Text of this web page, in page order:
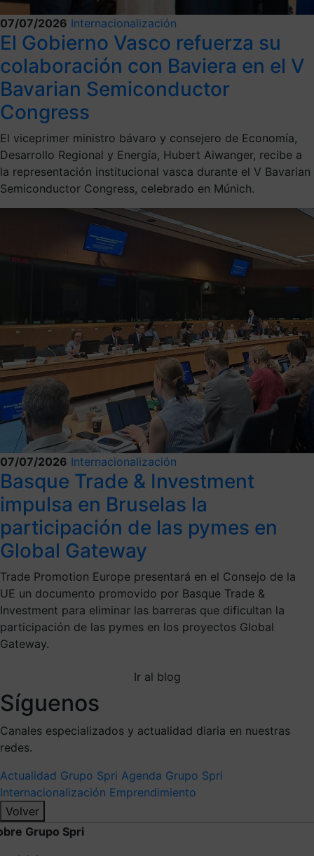
07/07/2026 Internacionalización
El Gobierno Vasco refuerza su
colaboración con Baviera en el V
Bavarian Semiconductor
Congress
El viceprimer ministro bávaro y consejero de Economía,
Desarrollo Regional y Energía, Hubert Aiwanger, recibe a
la representación institucional vasca durante el V Bavarian
Semiconductor Congress, celebrado en Múnich.
07/07/2026 Internacionalización
Basque Trade & Investment
impulsa en Bruselas la
participación de las pymes en
Global Gateway
Trade Promotion Europe presentará en el Consejo de la
UE un documento promovido por Basque Trade &
Investment para eliminar las barreras que dificultan la
participación de las pymes en los proyectos Global
Gateway.
Ir al blog
Síguenos
Canales especializados y actualidad diaria en nuestras
redes.
Actualidad Grupo Spri Agenda Grupo Spri
Internacionalización Emprendimiento
Volver
Grupo Spri